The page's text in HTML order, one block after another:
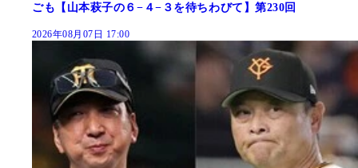
ごも【山本萩子の６−４−３を待ちわびて】第230回
2026年08月07日 17:00